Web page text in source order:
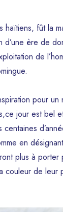
fût la
ère de
de
pour un
jour est bel
en
plus à porter
couleur de leur